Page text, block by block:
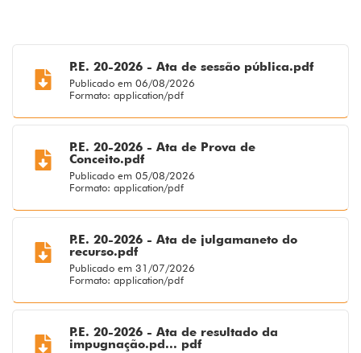
P.E. 20-2026 - Ata de sessão pública.pdf
Publicado em 06/08/2026
Formato: application/pdf
P.E. 20-2026 - Ata de Prova de
Conceito.pdf
Publicado em 05/08/2026
Formato: application/pdf
P.E. 20-2026 - Ata de julgamaneto do
recurso.pdf
Publicado em 31/07/2026
Formato: application/pdf
P.E. 20-2026 - Ata de resultado da
impugnação.pd... pdf